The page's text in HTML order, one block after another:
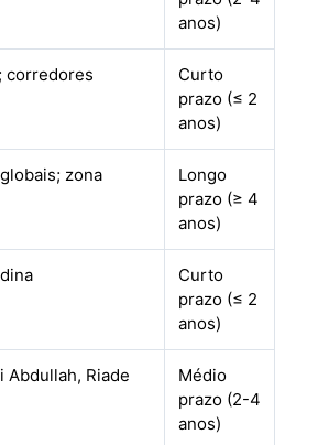
anos)
corredores
Curto
prazo (≤ 2
anos)
zona
Longo
prazo (≥ 4
anos)
Curto
prazo (≤ 2
anos)
Abdullah, Riade
Médio
prazo (2-4
anos)